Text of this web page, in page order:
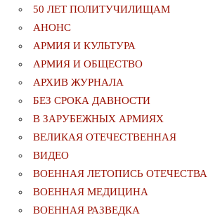
50 ЛЕТ ПОЛИТУЧИЛИЩАМ
АНОНС
АРМИЯ И КУЛЬТУРА
АРМИЯ И ОБЩЕСТВО
АРХИВ ЖУРНАЛА
БЕЗ СРОКА ДАВНОСТИ
В ЗАРУБЕЖНЫХ АРМИЯХ
ВЕЛИКАЯ ОТЕЧЕСТВЕННАЯ
ВИДЕО
ВОЕННАЯ ЛЕТОПИСЬ ОТЕЧЕСТВА
ВОЕННАЯ МЕДИЦИНА
ВОЕННАЯ РАЗВЕДКА